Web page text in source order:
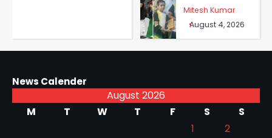
Mitesh Kumar
August 4, 2026
News Calender
August 2026
M
T W T F S
S
1
2